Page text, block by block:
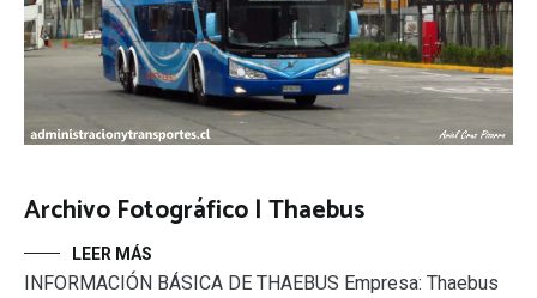
Archivo Fotográfico | Thaebus
LEER MÁS
INFORMACIÓN BÁSICA DE THAEBUS Empresa: Thaebus